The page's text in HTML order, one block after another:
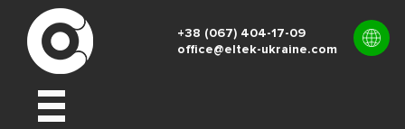
+38 (067) 404-17-09
office@eltek-ukraine.com